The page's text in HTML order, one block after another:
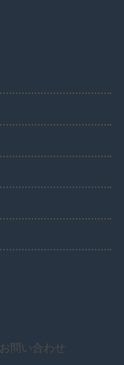
お問い合わせ